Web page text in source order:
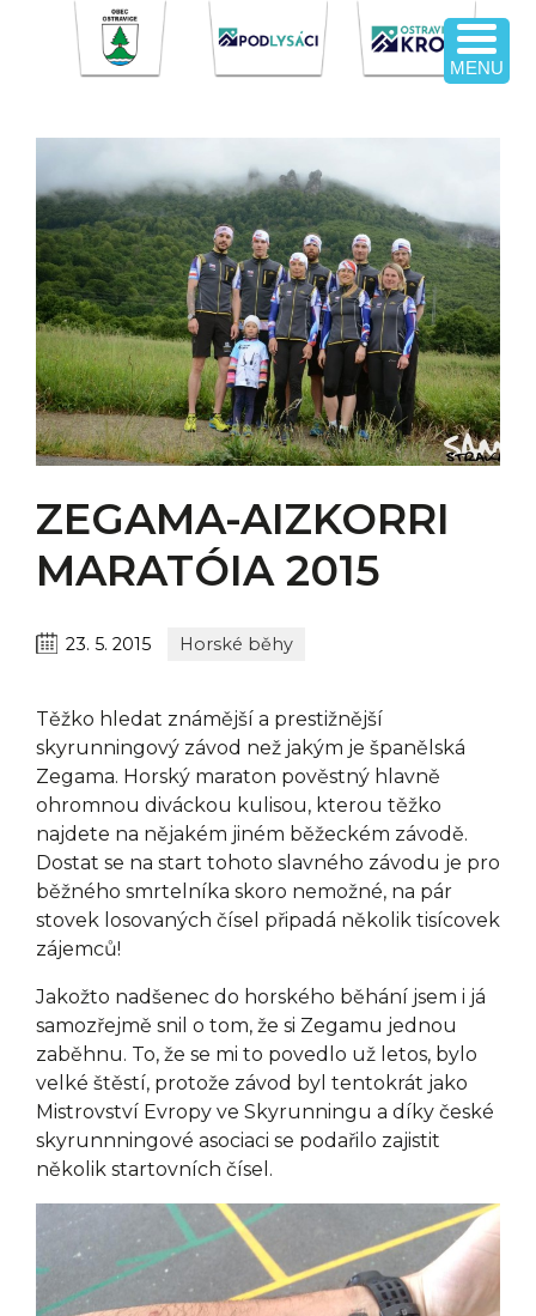
ZEGAMA-AIZKORRI
MARATÓIA 2015
23. 5. 2015 Horské běhy
Těžko hledat známější a prestižnější
skyrunningový závod než jakým je španělská
Zegama. Horský maraton pověstný hlavně
ohromnou diváckou kulisou, kterou těžko
najdete na nějakém jiném běžeckém závodě.
Dostat se na start tohoto slavného závodu je pro
běžného smrtelníka skoro nemožné, na pár
stovek losovaných čísel připadá několik tisícovek
zájemců!
Jakožto nadšenec do horského běhání jsem i já
samozřejmě snil o tom, že si Zegamu jednou
zaběhnu. To, že se mi to povedlo už letos, bylo
velké štěstí, protože závod byl tentokrát jako
Mistrovství Evropy ve Skyrunningu a díky české
skyrunnningové asociaci se podařilo zajistit
několik startovních čísel.
MENU